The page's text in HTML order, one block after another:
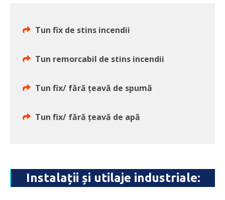
Tun fix de stins incendii
Tun remorcabil de stins incendii
Tun fix/ fără țeavă de spumă
Tun fix/ fără țeavă de apă
Instalații și utilaje industriale: